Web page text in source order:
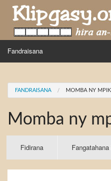
Skip to main content
Fandraisana
Hira nampidiriko
Hira tiako
Fidirana
You are here
FANDRAISANA MOMBA NY
Momba ny
Primary tabs
Fidirana